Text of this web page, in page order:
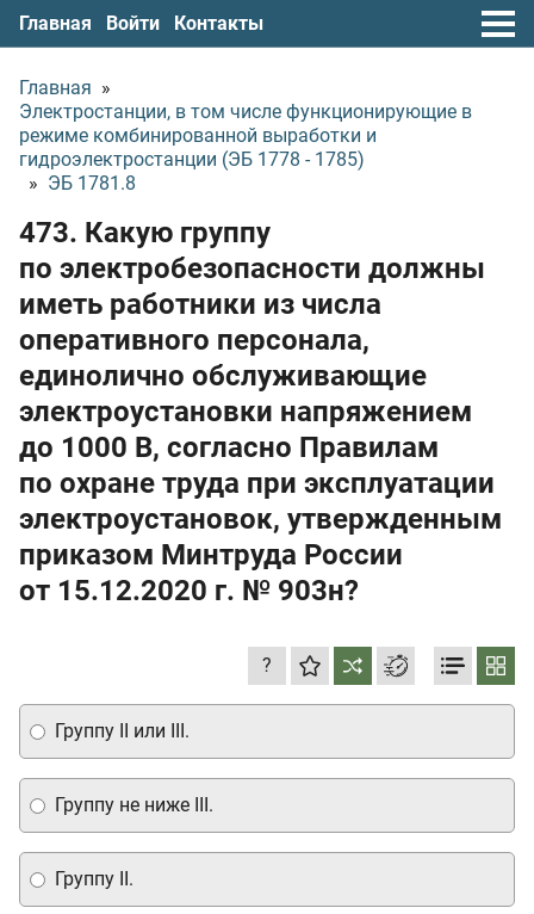
Главная Войти Контакты
Главная »
Электростанции, в том числе функционирующие в
режиме комбинированной выработки и
гидроэлектростанции (ЭБ 1778 - 1785)
» ЭБ 1781.8
473. Какую группу
по электробезопасности должны
иметь работники из числа
оперативного персонала,
единолично обслуживающие
электроустановки напряжением
до 1000 В, согласно Правилам
по охране труда при эксплуатации
электроустановок, утвержденным
приказом Минтруда России
от 15.12.2020 г. № 903н?
?
Группу не ниже III.
Группу II.
Группу II или III.